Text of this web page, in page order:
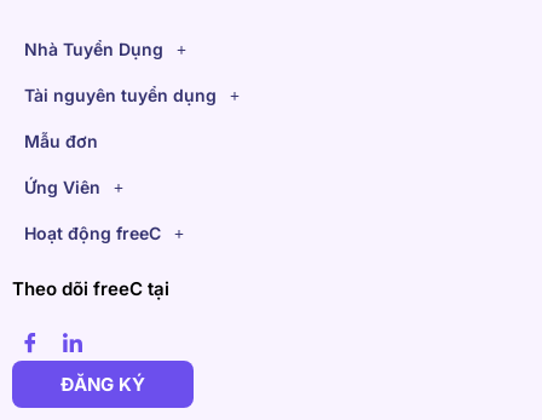
Nhà Tuyển Dụng
Tài nguyên tuyển dụng
Mẫu đơn
Ứng Viên
Hoạt động freeC
Theo dõi freeC tại
ĐĂNG KÝ